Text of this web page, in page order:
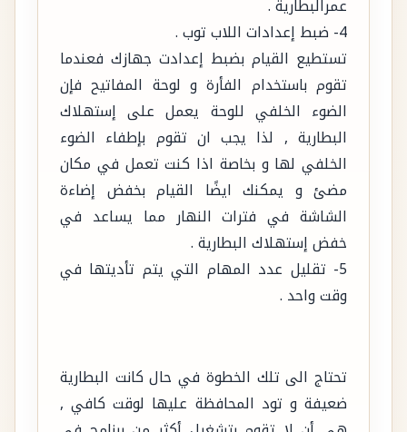
عمرالبطارية .
4- ضبط إعدادات اللاب توب .
تستطيع القيام بضبط إعدادت جهازك فعندما
تقوم باستخدام الفأرة و لوحة المفاتيح فإن
الضوء الخلفي للوحة يعمل على إستهلاك
البطارية , لذا يجب ان تقوم بإطفاء الضوء
الخلفي لها و بخاصة اذا كنت تعمل في مكان
مضئ و يمكنك ايضًا القيام بخفض إضاءة
الشاشة في فترات النهار مما يساعد في
خفض إستهلاك البطارية .
5- تقليل عدد المهام التي يتم تأديتها في
وقت واحد .
تحتاج الى تلك الخطوة في حال كانت البطارية
ضعيفة و تود المحافظة عليها لوقت كافي ,